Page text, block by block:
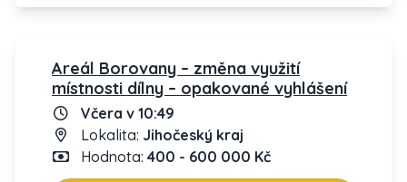
Areál Borovany – změna využití
místnosti dílny – opakované vyhlášení
Včera v 10:49
Lokalita: Jihočeský kraj
Hodnota: 400 - 600 000 Kč